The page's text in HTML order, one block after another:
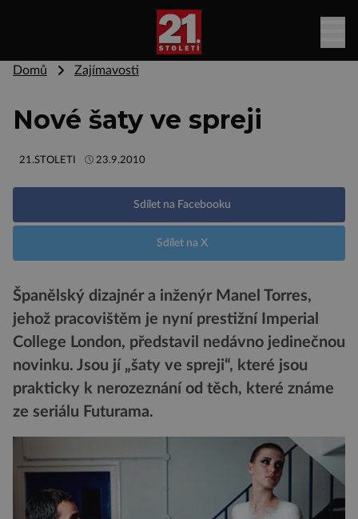
Domů Zajímavosti
Nové šaty ve spreji
21.STOLETI 23.9.2010
Sdílet na Facebooku
Sdílet na X
Španělský dizajnér a inženýr Manel Torres,
jehož pracovištěm je nyní prestižní Imperial
College London, představil nedávno jedinečnou
novinku. Jsou jí „šaty ve spreji“, které jsou
prakticky k nerozeznání od těch, které známe
ze seriálu Futurama.